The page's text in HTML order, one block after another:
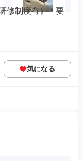
修制度有） * 要
気になる